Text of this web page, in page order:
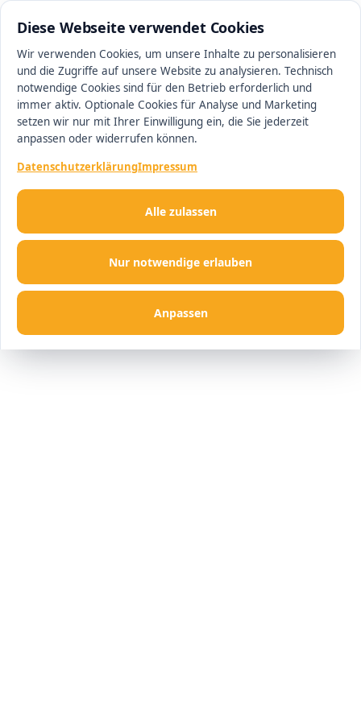
Diese Webseite verwendet Cookies
Wir verwenden Cookies, um unsere Inhalte zu personalisieren
und die Zugriffe auf unsere Website zu analysieren. Technisch
notwendige Cookies sind für den Betrieb erforderlich und
immer aktiv. Optionale Cookies für Analyse und Marketing
setzen wir nur mit Ihrer Einwilligung ein, die Sie jederzeit
anpassen oder widerrufen können.
DatenschutzerklärungImpressum
Nur notwendige erlauben
Anpassen
Alle zulassen